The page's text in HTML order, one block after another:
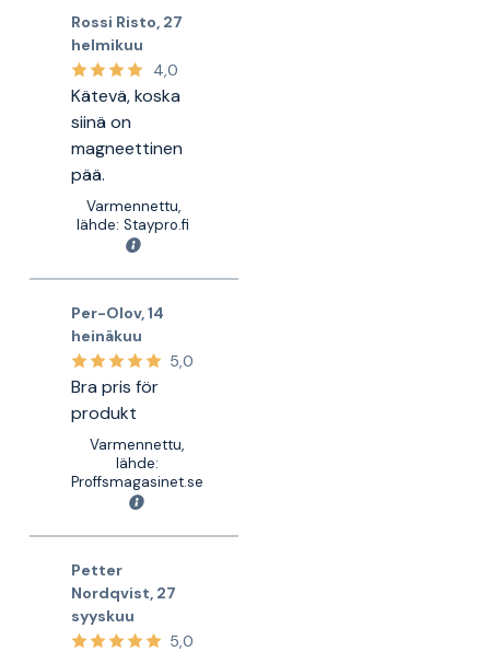
Rossi Risto 27
helmikuu
4,0
Kätevä, koska
siinä on
magneettinen
pää.
Varmennettu,
lähde: Staypro.fi
Per-Olov, 14
heinäkuu
5,0
Bra pris för
produkt
Varmennettu,
lähde:
Proffsmagasinet.se
Petter
Nordqvist 27
syyskuu
5,0